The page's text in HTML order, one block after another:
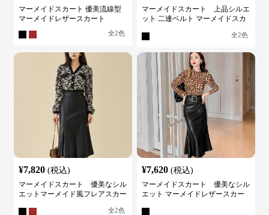
マーメイドスカート 優美流線型
マーメイドレザースカート
全2色
マーメイドスカート 上品シルエ
ット 二連ベルト マーメイドスカ
全2色
¥7,820 (税込)
マーメイドスカート 優美なシル
エットマーメイド風フレアスカー
全2色
¥7,620 (税込)
マーメイドスカート 優美なシル
エット マーメイドレザースカー